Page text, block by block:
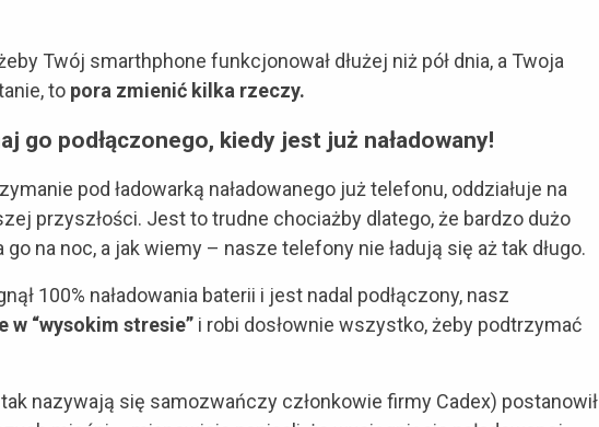
Twój smarthphone funkcjonował dłużej niż pół dnia, a Twoja
to pora zmienić kilka rzeczy.
go podłączonego, kiedy jest już naładowany!
pod ładowarką naładowanego już telefonu, oddziałuje na
przyszłości. Jest to trudne chociażby dlatego, że bardzo dużo
na noc, a jak wiemy – nasze telefony nie ładują się aż tak długo.
100% naładowania baterii i jest nadal podłączony, nasz
“wysokim stresie” i robi dosłownie wszystko, żeby podtrzymać
nazywają się samozwańczy członkowie firmy Cadex) postanowił